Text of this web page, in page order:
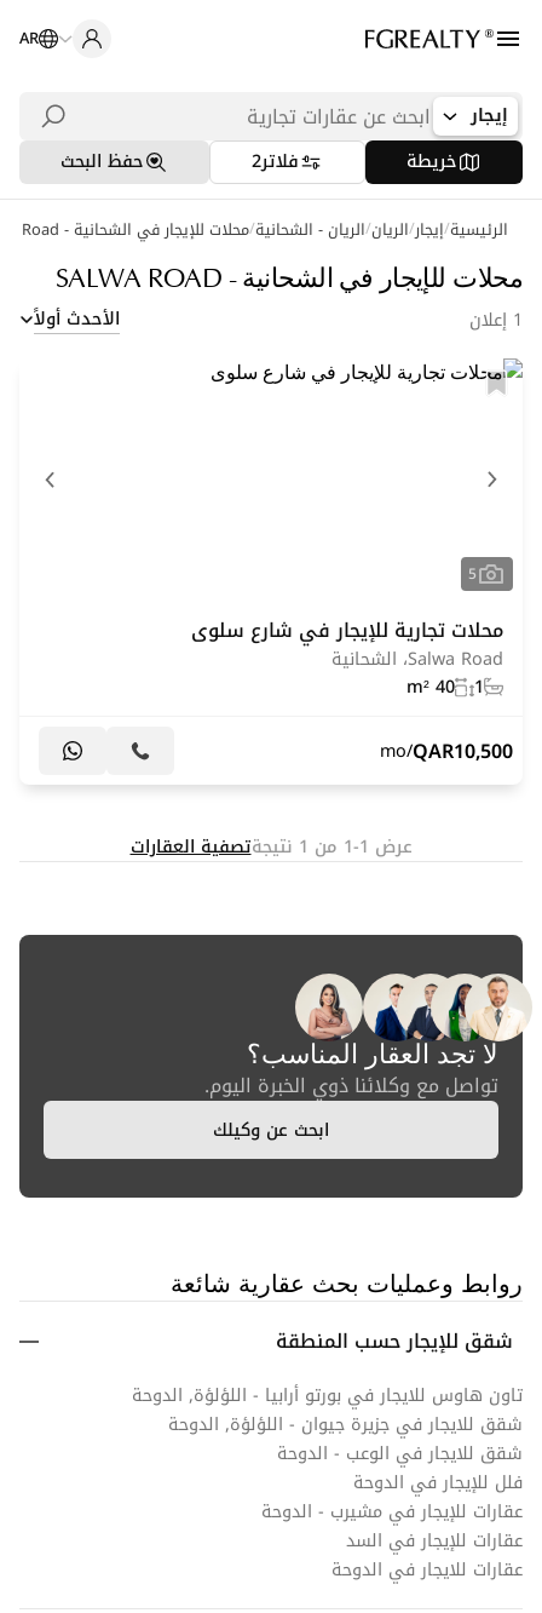
AR
إيجار
خريطة
فلاتر2 حفظ البحث
الرئيسية/إيجار/الريان/الريان - الشحانية/محلات للإيجار في الشحانية - Salwa Road
محلات للإيجار في الشحانية - SALWA ROAD
1 إعلان الأحدث أولاً
5
محلات تجارية للإيجار في شارع سلوى
Salwa Road، الشحانية
1
40 m²
10,500
QAR
/mo
عرض 1-1 من 1 نتيجة تصفية العقارات
لا تجد العقار المناسب؟
تواصل مع وكلائنا ذوي الخبرة اليوم.
ابحث عن وكيلك
روابط وعمليات بحث عقارية شائعة
شقق للإيجار حسب المنطقة
تاون هاوس للايجار في بورتو أرابيا - اللؤلؤة, الدوحة
شقق للايجار في جزيرة جيوان - اللؤلؤة, الدوحة
شقق للايجار في الوعب - الدوحة
فلل للإيجار في الدوحة
عقارات للإيجار في مشيرب - الدوحة
عقارات للإيجار في السد
عقارات للايجار في الدوحة